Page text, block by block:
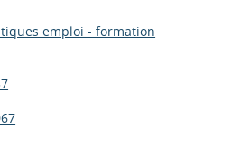
emploi - formation